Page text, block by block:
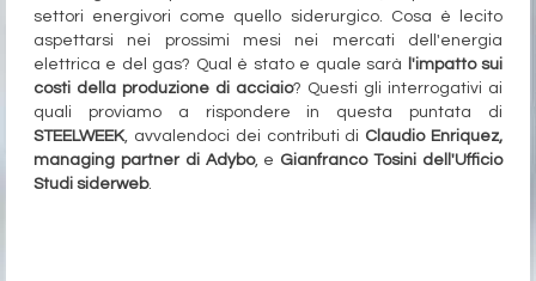
settori energivori come quello siderurgico. Cosa è lecito
aspettarsi nei prossimi mesi nei mercati dell'energia
elettrica e del gas? Qual è stato e quale sarà
l'impatto sui
costi della produzione di acciaio? Questi gli interrogativi ai
quali proviamo a rispondere in questa puntata di
STEELWEEK, avvalendoci dei contributi di Claudio Enriquez,
managing partner di Adybo, e Gianfranco Tosini dell'Ufficio
Studi siderweb.